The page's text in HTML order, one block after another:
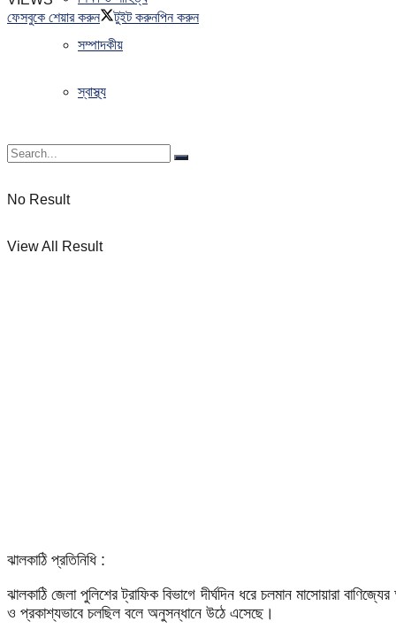
সম্পাদকীয়
স্বাস্থ্য
No Result
View All Result
ফেসবুকে শেয়ার করুন
টুইট করুনপিন করুন
ঝালকাঠি প্রতিনিধি :
ঝালকাঠি জেলা পুলিশের ট্রাফিক বিভাগে দীর্ঘদিন ধরে চলমান মাসোয়ারা
ও প্রকাশ্যভাবে চলছিল বলে অনুসন্ধানে উঠে এসেছে।